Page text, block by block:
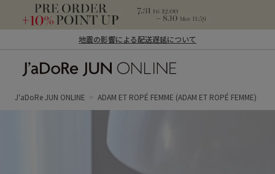
地震の影響による配送遅延について
ン オンライン）
J'aDoRe JUN ONLINE ADAM ET ROPÉ FEMME (ADAM ET ROPÉ FEMME)